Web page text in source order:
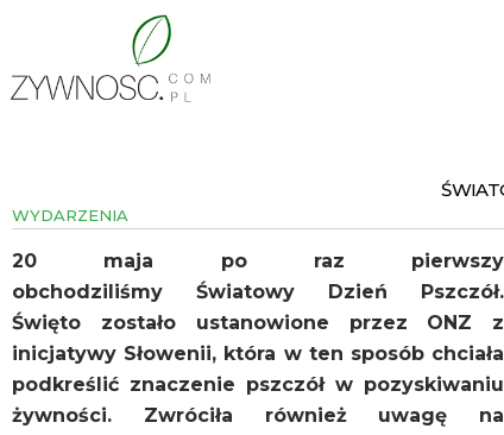
WYDARZENIA
20 maja po raz pierwszy
obchodziliśmy Światowy Dzień Pszczół.
Święto zostało ustanowione przez ONZ z
inicjatywy Słowenii, która w ten sposób chciała
podkreślić znaczenie pszczół w pozyskiwaniu
żywności. Zwróciła również uwagę na